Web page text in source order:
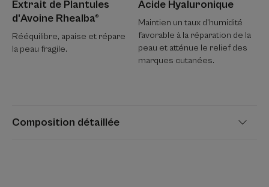
Composition détaillée
Extrait de Plantules
d'Avoine Rhealba®
Rééquilibre, apaise et répare
la peau fragile.
Acide Hyaluronique
Maintien un taux d'humidité
favorable à la réparation de la
peau et atténue le relief des
marques cutanées.